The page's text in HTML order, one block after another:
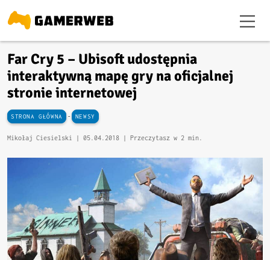
Far Cry 5 – Ubisoft udostępnia
interaktywną mapę gry na oficjalnej
stronie internetowej
STRONA GŁÓWNA - NEWSY
Mikołaj Ciesielski | 05.04.2018 | Przeczytasz w 2 min.